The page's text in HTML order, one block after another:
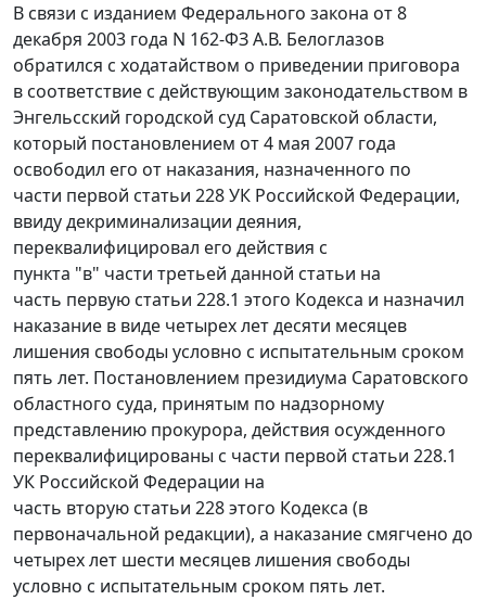
В связи с изданием Федерального закона от 8
декабря 2003 года N 162-ФЗ А.В. Белоглазов
обратился с ходатайством о приведении приговора
в соответствие с действующим законодательством в
Энгельсский городской суд Саратовской области,
который постановлением от 4 мая 2007 года
освободил его от наказания, назначенного по
части первой статьи 228 УК Российской Федерации,
ввиду декриминализации деяния,
переквалифицировал его действия с
пункта "в" части третьей данной статьи на
часть первую статьи 228.1 этого Кодекса и назначил
наказание в виде четырех лет десяти месяцев
лишения свободы условно с испытательным сроком
пять лет. Постановлением президиума Саратовского
областного суда, принятым по надзорному
представлению прокурора, действия осужденного
переквалифицированы с части первой статьи 228.1
УК Российской Федерации на
часть вторую статьи 228 этого Кодекса (в
первоначальной редакции), а наказание смягчено до
четырех лет шести месяцев лишения свободы
условно с испытательным сроком пять лет.